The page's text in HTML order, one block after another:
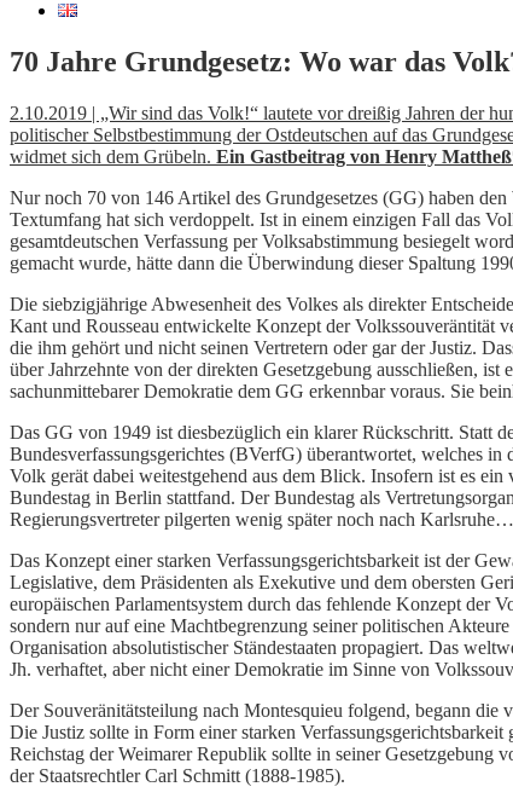
70 Jahre Grundgesetz: Wo war das
2.10.2019 | „Wir sind das Volk!“ lautete vor dreißig Jahren der
politischer Selbstbestimmung der Ostdeutschen auf das
widmet sich dem Grübeln. Ein Gastbeitrag von Henry
Nur noch 70 von 146 Artikel des Grundgesetzes (GG) haben
Textumfang hat sich verdoppelt. Ist in einem einzigen Fall das
gesamtdeutschen Verfassung per Volksabstimmung besiegelt
gemacht wurde, hätte dann die Überwindung dieser Spaltung
Die siebzigjährige Abwesenheit des Volkes als direkter
Kant und Rousseau entwickelte Konzept der Volkssouveräntität
die ihm gehört und nicht seinen Vertretern oder gar der Justiz.
über Jahrzehnte von der direkten Gesetzgebung ausschließen,
sachunmittebarer Demokratie dem GG erkennbar voraus. Sie
Das GG von 1949 ist diesbezüglich ein klarer Rückschritt. Statt
Bundesverfassungsgerichtes (BVerfG) überantwortet, welches
Volk gerät dabei weitestgehend aus dem Blick. Insofern ist es
Bundestag in Berlin stattfand. Der Bundestag als
Regierungsvertreter pilgerten wenig später noch nach Karlsruhe…
Das Konzept einer starken Verfassungsgerichtsbarkeit ist der
Legislative, dem Präsidenten als Exekutive und dem obersten
europäischen Parlamentsystem durch das fehlende Konzept
sondern nur auf eine Machtbegrenzung seiner politischen
Organisation absolutistischer Ständestaaten propagiert. Das
Jh. verhaftet, aber nicht einer Demokratie im Sinne von
Der Souveränitätsteilung nach Montesquieu folgend, begann die
Die Justiz sollte in Form einer starken
Reichstag der Weimarer Republik sollte in seiner
der Staatsrechtler Carl Schmitt (1888-1985).